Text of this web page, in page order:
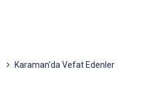
Karaman'da Vefat Edenler